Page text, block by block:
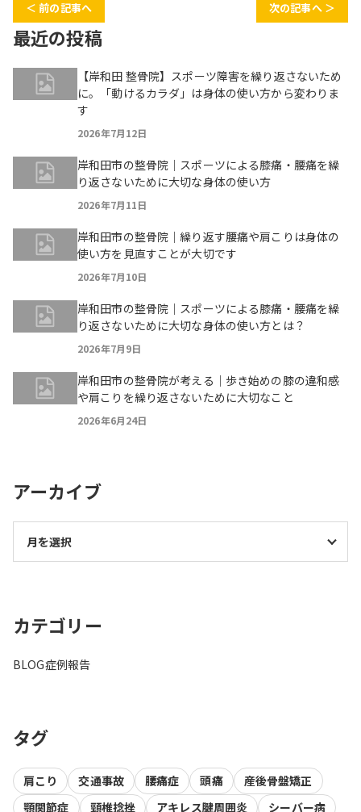
＜ 前の記事へ 次の記事へ ＞
最近の投稿
【岸和田 整骨院】スポーツ障害を繰り返さないため
に。「動けるカラダ」は身体の使い方から変わりま
す
2026年7月12日
岸和田市の整骨院｜スポーツによる膝痛・腰痛を繰
り返さないために大切な身体の使い方
2026年7月11日
岸和田市の整骨院｜繰り返す腰痛や肩こりは身体の
使い方を見直すことが大切です
2026年7月10日
岸和田市の整骨院｜スポーツによる膝痛・腰痛を繰
り返さないために大切な身体の使い方とは？
2026年7月9日
岸和田市の整骨院が考える｜歩き始めの膝の違和感
や肩こりを繰り返さないために大切なこと
2026年6月24日
アーカイブ
カテゴリー
BLOG症例報告
タグ
肩こり 交通事故 腰痛症 頭痛
産後骨盤矯正
顎関節症
頸椎捻挫 アキレス腱周囲炎 シーバー病